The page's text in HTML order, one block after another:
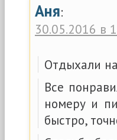
Аня:
30.05.2016 в
Отдыхали
Все
номеру и
быстро,